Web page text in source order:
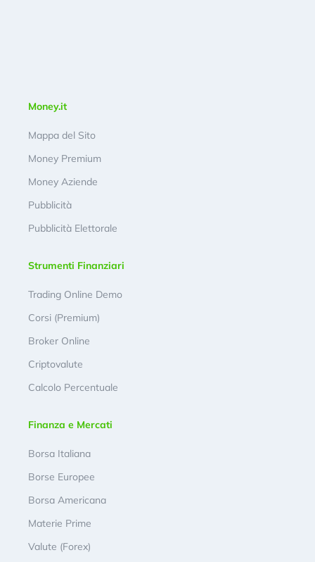
Money.it
Mappa del Sito
Money Premium
Money Aziende
Pubblicità
Pubblicità Elettorale
Strumenti Finanziari
Trading Online Demo
Corsi (Premium)
Broker Online
Criptovalute
Calcolo Percentuale
Finanza e Mercati
Borsa Italiana
Borse Europee
Borsa Americana
Materie Prime
Valute (Forex)